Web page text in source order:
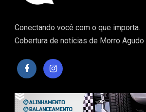
Conectando você com o que importa.
Cobertura de notícias de Morro Agudo